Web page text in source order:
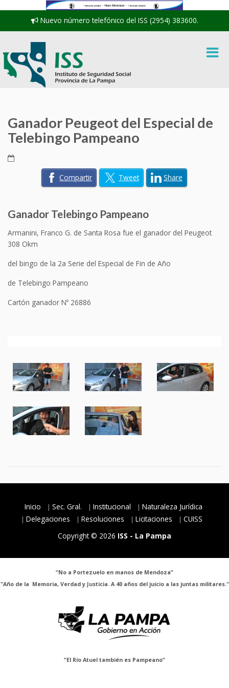
Nuevo número telefónico del ISS (2954) 383600.
Ganador Peugeot del Especial de
Telebingo Pampeano
Compartir Tweet Share
Ganador Telebingo Pampeano
Armanini, Franco G. de Santa Rosa fue el ganador del Peugeot
308 Okm
del bingo de la 2a Serie del Especial de Fin de Año
de Telebingo Pampeano
Cartón ganador Nº 26886
Inicio Sec. Gral. Institucional
Naturaleza Jurídica
Delegaciones
Resoluciones Licitaciones
CUISS
Copyright © 2026 ISS - La Pampa
“No a Portezuelo en manos de Mendoza”
"Año de la Memoria, Verdad y Justicia. A 40 años del juicio a las juntas militares."
“El Río Atuel también es Pampeano”